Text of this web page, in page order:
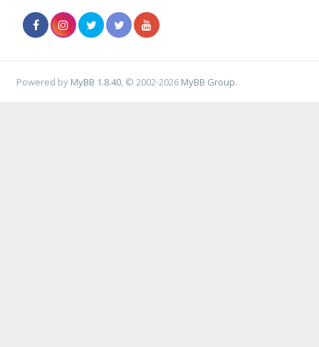
Powered by MyBB 1.8.40 , © 2002-2026 MyBB Group.